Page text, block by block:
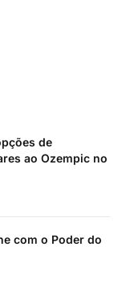
de
ao Ozempic no
com o Poder do